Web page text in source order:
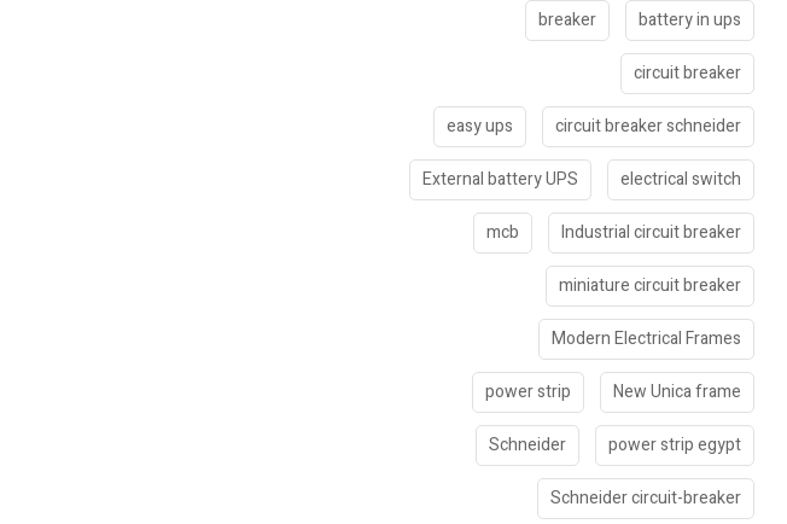
battery in ups
breaker
circuit breaker
circuit breaker schneider
easy ups
electrical switch
External battery UPS
Industrial circuit breaker
mcb
miniature circuit breaker
Modern Electrical Frames
New Unica frame
power strip
power strip egypt
Schneider
Schneider circuit-breaker